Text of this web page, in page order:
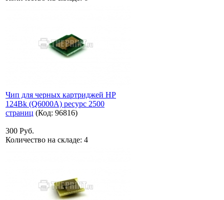
Чип для черных картриджей HP
124Bk (Q6000A) ресурс 2500
страниц (Код: 96816)
300 Руб.
Количество на складе: 4